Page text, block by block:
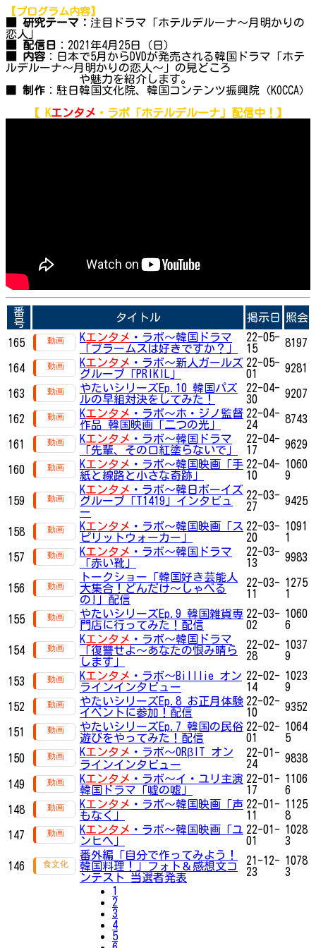
【プログラム内容】
■ 研究テーマ： 注目ドラマ「ホテルデルーナ～月明かりの
恋人」
■ 配信日
：2021年4月25日（日）
■ 内容 ：日本で5月からDVDが発売される韓国ドラマ「ホテ
ルデルーナ～月明かりの恋人～」の見どころ
や魅力を紹介します。
制作 ：駐日韓国文化院、韓国コンテンツ振興院（KOCCA）
【 Kエンタメ ・ラボ 「ホテルデルーナ」 配信中！】
番
号
タイトル 掲示日 照会
165 Kエンタメ ・ラボ～韓国ドラマ
「ブラームスは好きですか？」
22-05-
15
8197
164 Kエンタメ ・ラボ～新人ガールズ
グループ「PRIKIL」
22-05-
01
9281
163
やたいシリーズEp.10 韓国パズ
ルの早組対決をしてみた！
22-04-
30
9207
162 Kエンタメ ・ラボ～ホ・ジノ監督
作品 韓国映画「二つの光」
22-04-
24
8743
161 Kエンタメ ・ラボ～韓国ドラマ
「先輩、その口紅塗らないで」
22-04-
17
9629
160 Kエンタメ ・ラボ～韓国映画「手
紙と線路と小さな奇跡」
22-04-
10
1060
9
159
Kエンタメ ・ラボ～韓日ボーイズ
グループ「T1419」インタビュ
ー
22-03-
27
9425
158 Kエンタメ ・ラボ～韓国映画「ス
ピリットウォーカー」
22-03-
20
1091
1
157
Kエンタメ ・ラボ～韓国ドラマ
「赤い靴」
22-03-
13
9983
156
トークショー「韓国好き芸能人
大集合！どんだけ～しゃべる
の!」配信
22-03-
11
1275
1
155
やたいシリーズEp.9 韓国雑貨専
門店に行ってみた！配信
22-03-
02
1060
6
154
Kエンタメ ・ラボ～韓国ドラマ
「復讐せよ～あなたの恨み晴ら
します」
22-02-
28
1037
9
153 Kエンタメ ・ラボ～Billlie オン
ラインインタビュー
22-02-
14
1023
9
152
やたいシリーズEp.8 お正月体験
イベントに参加！配信
22-02-
10
9352
151
やたいシリーズEp.7 韓国の民俗
遊びをやってみた！配信
22-02-
01
1064
5
150
Kエンタメ ・ラボ～ORβIT オン
ラインインタビュー
22-01-
24
9838
149 Kエンタメ ・ラボ～イ・ユリ主演
韓国ドラマ「嘘の嘘」
22-01-
17
1106
6
148
Kエンタメ ・ラボ～韓国映画「声
もなく」
22-01-
11
1125
8
147
Kエンタメ ・ラボ～韓国映画「ユ
ンヒへ」
22-01-
01
1028
3
146
番外編「自分で作ってみよう！
韓国料理！」フォト＆感想文コ
ンテスト 当選者発表
21-12-
23
1078
3
1
2
3
4
5